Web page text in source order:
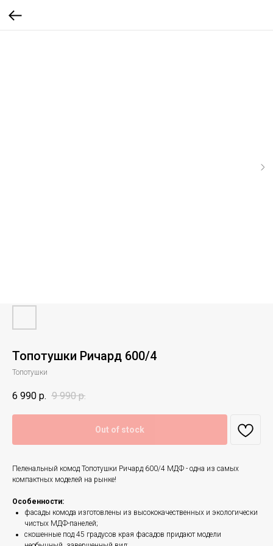
Топотушки Ричард 600/4
Топотушки
6 990 р. 9 990 р.
Out of stock
Пеленальный комод Топотушки Ричард 600/4 МДФ - одна из самых
компактных моделей на рынке!
Особенности:
фасады комода изготовлены из высококачественных и экологически
чистых МДФ-панелей;
скошенные под 45 градусов края фасадов придают модели